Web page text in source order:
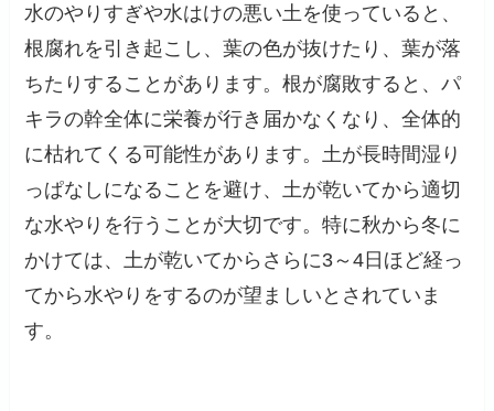
水のやりすぎや水はけの悪い土を使っていると、
根腐れを引き起こし、葉の色が抜けたり、葉が落
ちたりすることがあります。根が腐敗すると、パ
キラの幹全体に栄養が行き届かなくなり、全体的
に枯れてくる可能性があります。土が長時間湿り
っぱなしになることを避け、土が乾いてから適切
な水やりを行うことが大切です。特に秋から冬に
かけては、土が乾いてからさらに3～4日ほど経っ
てから水やりをするのが望ましいとされていま
す。